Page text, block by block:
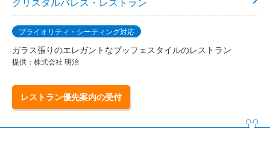
プライオリティ・シーティング対応
ガラス張りのエレガントなブッフェスタイルのレストラン
提供：株式会社 明治
レストラン優先案内の受付